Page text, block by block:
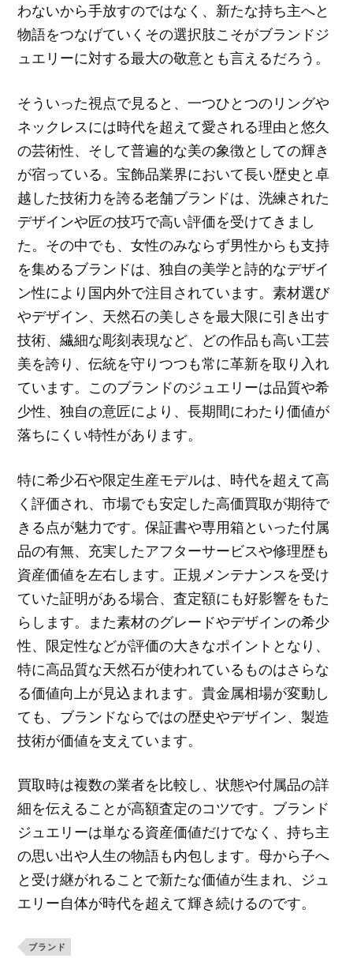
わないから手放すのではなく、新たな持ち主へと
物語をつなげていくその選択肢こそがブランドジ
ュエリーに対する最大の敬意とも言えるだろう。
そういった視点で見ると、一つひとつのリングや
ネックレスには時代を超えて愛される理由と悠久
の芸術性、そして普遍的な美の象徴としての輝き
が宿っている。宝飾品業界において長い歴史と卓
越した技術力を誇る老舗ブランドは、洗練された
デザインや匠の技巧で高い評価を受けてきまし
た。その中でも、女性のみならず男性からも支持
を集めるブランドは、独自の美学と詩的なデザイ
ン性により国内外で注目されています。素材選び
やデザイン、天然石の美しさを最大限に引き出す
技術、繊細な彫刻表現など、どの作品も高い工芸
美を誇り、伝統を守りつつも常に革新を取り入れ
ています。このブランドのジュエリーは品質や希
少性、独自の意匠により、長期間にわたり価値が
落ちにくい特性があります。
特に希少石や限定生産モデルは、時代を超えて高
く評価され、市場でも安定した高価買取が期待で
きる点が魅力です。保証書や専用箱といった付属
品の有無、充実したアフターサービスや修理歴も
資産価値を左右します。正規メンテナンスを受け
ていた証明がある場合、査定額にも好影響をもた
らします。また素材のグレードやデザインの希少
性、限定性などが評価の大きなポイントとなり、
特に高品質な天然石が使われているものはさらな
る価値向上が見込まれます。貴金属相場が変動し
ても、ブランドならではの歴史やデザイン、製造
技術が価値を支えています。
買取時は複数の業者を比較し、状態や付属品の詳
細を伝えることが高額査定のコツです。ブランド
ジュエリーは単なる資産価値だけでなく、持ち主
の思い出や人生の物語も内包します。母から子へ
と受け継がれることで新たな価値が生まれ、ジュ
エリー自体が時代を超えて輝き続けるのです。
ブランド